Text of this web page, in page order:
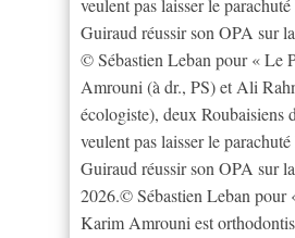
veulent pas laisser le
Guiraud réussir son OPA sur
© Sébastien Leban pour « Le
Amrouni (à dr., PS) et Ali
écologiste), deux Roubaisiens
veulent pas laisser le
Guiraud réussir son OPA sur
2026.© Sébastien Leban pour
Karim Amrouni est